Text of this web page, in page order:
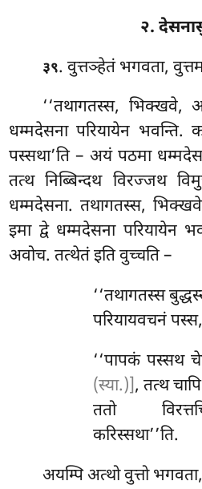
२.
३९. वुत्तञ्हेतंभगवता,
‘‘तथागतस्स, भिक्खवे,
धम्मदेसना परियायेन भवन्ति.
पस्सथा’ति – अयं पठमा
तत्थ निब्बिन्दथ विरज्जथ
धम्मदेसना. तथागतस्स,
इमा द्वे धम्मदेसना परियायेन
अवोच. तत्थेतं इति वुच्चति –
‘‘तथागतस्स
परियायवचनं
‘‘पापकंपस्सथ
(स्या.)], तत्थ
ततो
करिस्सथा’’ति.
अयम्पि अत्थो वुत्तो